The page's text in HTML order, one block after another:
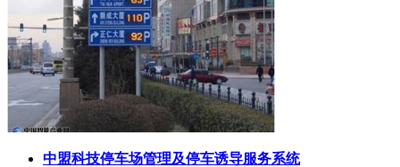
中盟科技停车场管理及停车诱导服务系统